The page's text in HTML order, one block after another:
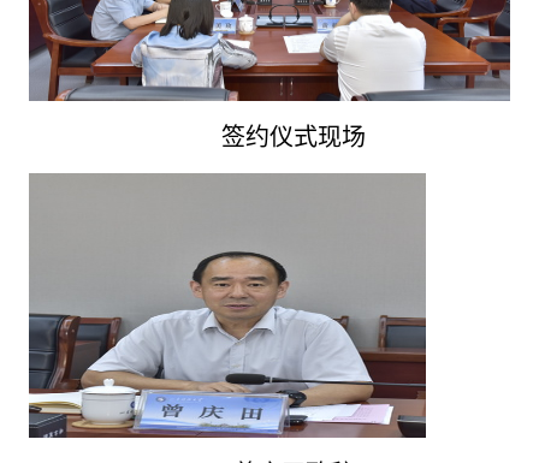
签约仪式现场